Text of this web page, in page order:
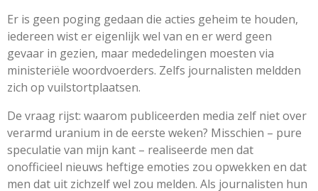
Er is geen poging gedaan die acties geheim te houden,
iedereen wist er eigenlijk wel van en er werd geen
gevaar in gezien, maar mededelingen moesten via
ministeriële woordvoerders. Zelfs journalisten meldden
zich op vuilstortplaatsen.
De vraag rijst: waarom publiceerden media zelf niet over
verarmd uranium in de eerste weken? Misschien – pure
speculatie van mijn kant – realiseerde men dat
onofficieel nieuws heftige emoties zou opwekken en dat
men dat uit zichzelf wel zou melden. Als journalisten hun